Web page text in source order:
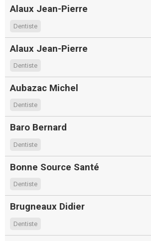
Alaux Jean-Pierre
Dentiste
Alaux Jean-Pierre
Dentiste
Aubazac Michel
Dentiste
Baro Bernard
Dentiste
Bonne Source Santé
Dentiste
Brugneaux Didier
Dentiste